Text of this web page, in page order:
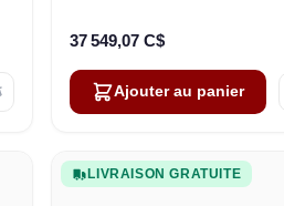
37 549,07 C$
Ajouter au panier
LIVRAISON GRATUITE